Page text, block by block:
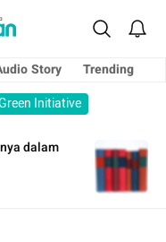
Story
Trending
Initiative
dalam